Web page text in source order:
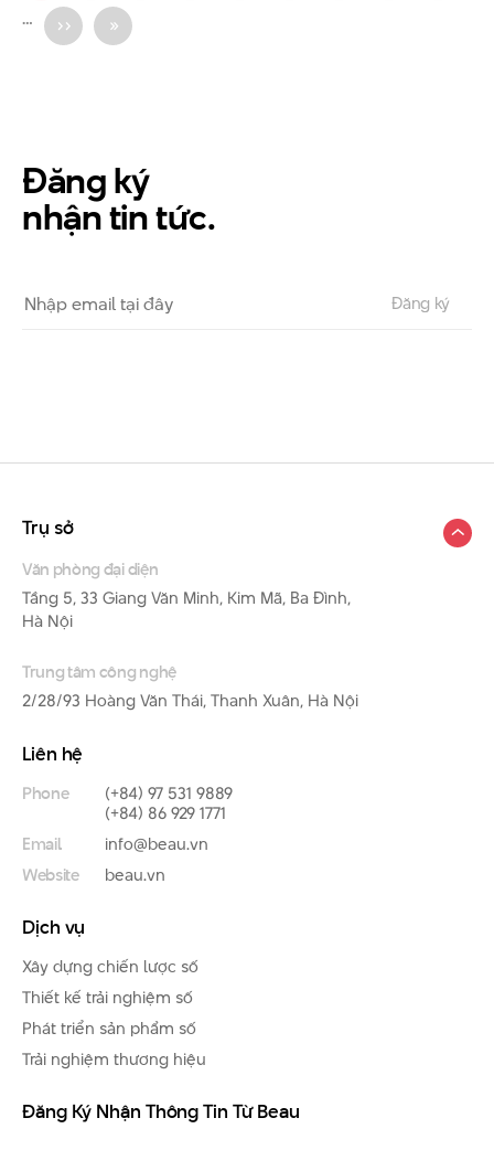
…
›› »
Đăng ký
nhận tin tức.
Trụ sở
Văn phòng đại diện
Tầng 5, 33 Giang Văn Minh, Kim Mã, Ba Đình,
Hà Nội
Trung tâm công nghệ
2/28/93 Hoàng Văn Thái, Thanh Xuân, Hà Nội
Liên hệ
Phone
(+84) 97 531 9889
(+84) 86 929 1771
Email
info@beau.vn
Website
beau.vn
Dịch vụ
Xây dựng chiến lược số
Thiết kế trải nghiệm số
Phát triển sản phẩm số
Trải nghiệm thương hiệu
Đăng Ký Nhận Thông Tin Từ Beau